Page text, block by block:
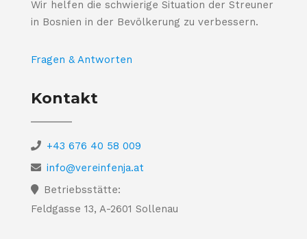
Wir helfen die schwierige Situation der Streuner
in Bosnien in der Bevölkerung zu verbessern.
Fragen & Antworten
Kontakt
+43 676 40 58 009
info@vereinfenja.at
Betriebsstätte:
Feldgasse 13, A-2601 Sollenau